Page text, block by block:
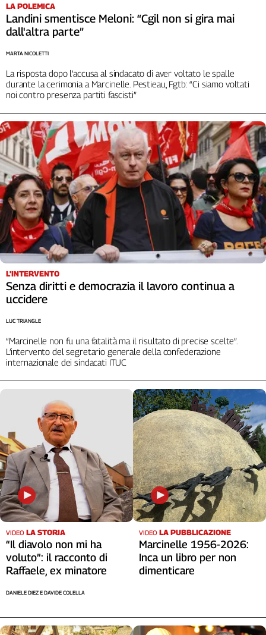
LA POLEMICA
Landini smentisce Meloni: “Cgil non si gira mai
dall'altra parte”
La risposta dopo l’accusa al sindacato di aver voltato le spalle
durante la cerimonia a Marcinelle. Pestieau, Fgtb: “Ci siamo voltati
noi contro presenza partiti fascisti”
MARTA NICOLETTI
L'INTERVENTO
Senza diritti e democrazia il lavoro continua a
uccidere
“Marcinelle non fu una fatalità ma il risultato di precise scelte”.
L’intervento del segretario generale della confederazione
internazionale dei sindacati ITUC
LUC TRIANGLE
VIDEO LA STORIA
“Il diavolo non mi ha
voluto”: il racconto di
Raffaele, ex minatore
DANIELE DIEZ E DAVIDE COLELLA
VIDEO LA PUBBLICAZIONE
Marcinelle 1956-2026:
Inca un libro per non
dimenticare